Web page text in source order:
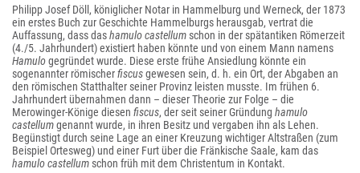
Philipp Josef Döll, königlicher Notar in Hammelburg und Werneck, der 1873
ein erstes Buch zur Geschichte Hammelburgs herausgab, vertrat die
Auffassung, dass dashamulo castellum schon in der spätantiken Römerzeit
(4./5. Jahrhundert) existiert haben könnte und von einem Mann namens
Hamulogegründet wurde. Diese erste frühe Ansiedlung könnte ein
sogenannter römischerfiscusgewesen sein, d. h. ein Ort, der Abgaben an
den römischen Statthalter seiner Provinz leisten musste. Im frühen 6.
Jahrhundert übernahmen dann – dieser Theorie zur Folge – die
Merowinger-Könige diesen fiscus, der seit seiner Gründung hamulo
castellumgenannt wurde, in ihren Besitz und vergaben ihn als Lehen.
Begünstigt durch seine Lage an einer Kreuzung wichtiger Altstraßen (zum
Beispiel Ortesweg) und einer Furt über die Fränkische Saale, kam das
hamulo castellum schon früh mit dem Christentum in Kontakt.